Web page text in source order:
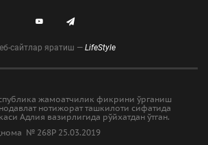
сайтлар яратиш — LifeStyle
жамоатчилик фикрини ўрганиш
нотижорат ташкилоти сифатида
Адлия вазирлигида рўйхатдан ўтган.
№ 268Р 25.03.2019